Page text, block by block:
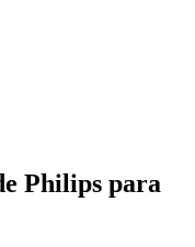
Philips para